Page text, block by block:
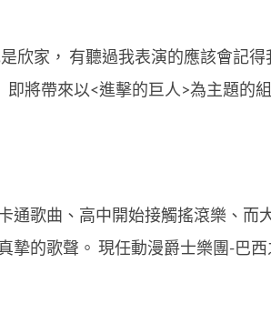
欣家， 有聽過我表演的應該會記
將帶來以<進擊的巨人>為主題的
通歌曲、高中開始接觸搖滾樂、而
摯的歌聲。 現任動漫爵士樂團-巴